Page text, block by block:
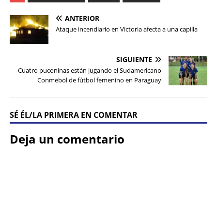
ANTERIOR
Ataque incendiario en Victoria afecta a una capilla
SIGUIENTE
Cuatro puconinas están jugando el Sudamericano
Conmebol de fútbol femenino en Paraguay
SÉ ÉL/LA PRIMERA EN COMENTAR
Deja un comentario